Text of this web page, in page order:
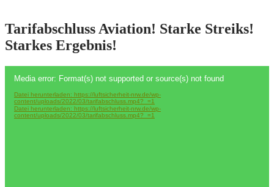
Tarifabschluss Aviation! Starke Streiks!
Starkes Ergebnis!
Player
Media error: Format(s) not supported or source(s) not found
Datei herunterladen: https://luftsicherheit-nrw.de/wp-
content/uploads/2022/03/tarifabschluss.mp4?_=1
Datei herunterladen: https://luftsicherheit-nrw.de/wp-
content/uploads/2022/03/tarifabschluss.mp4?_=1